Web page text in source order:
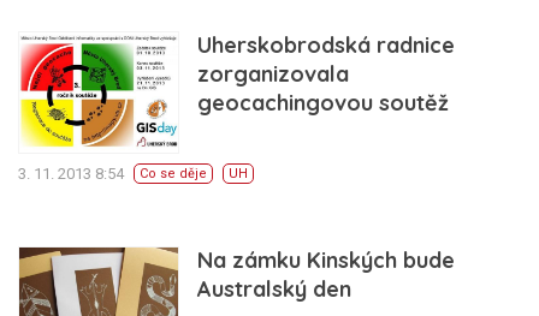
Uherskobrodská radnice
zorganizovala
geocachingovou soutěž
3. 11. 2013 8:54 Co se děje UH
Na zámku Kinských bude
Australský den